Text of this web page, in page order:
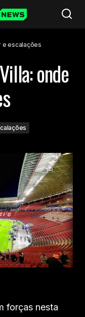
e escalações
onde
forças nesta